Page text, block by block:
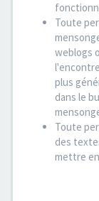
Toute
weblogs
plus
dans le
Toute
des
mettre